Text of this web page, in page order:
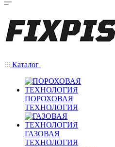
Каталог
ПОРОХОВАЯ
ТЕХНОЛОГИЯ
ГАЗОВАЯ
ТЕХНОЛОГИЯ